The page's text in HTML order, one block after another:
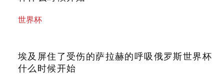
世界杯
埃及屏住了受伤的萨拉赫的呼吸俄罗斯世界杯
什么时候开始